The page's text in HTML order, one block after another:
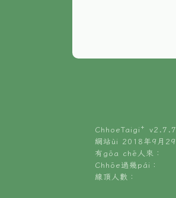
ChhoeTaigi⁺ v
網站ùi 2018年9月29
有gōa chē人來：
Chhōe過幾pái：
線頂人數：